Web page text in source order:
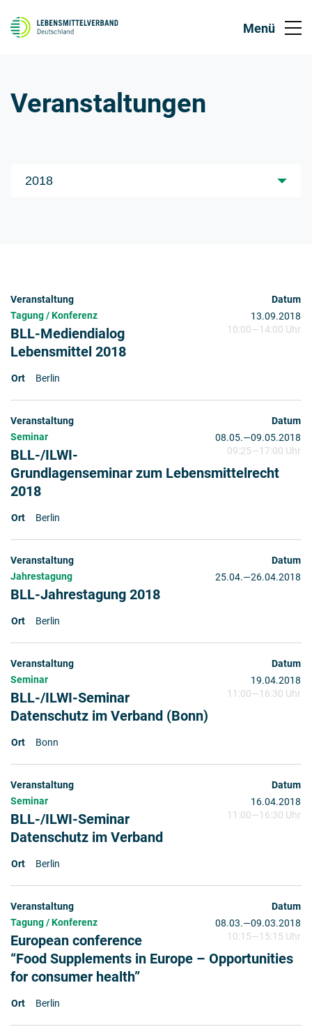
Veranstaltungen
13.09.2018
10:00—14:00 Uhr
Tagung / Konferenz
BLL-Mediendialog
Lebensmittel 2018
Berlin
08.05.2018
—09.05.2018
09:25—17:00 Uhr
Seminar
BLL-/ILWI-
Grundlagenseminar zum Lebensmittelrecht
2018
Berlin
25.04.2018
—26.04.2018
Jahrestagung
BLL-Jahrestagung 2018
Berlin
19.04.2018
11:00—16:30 Uhr
Seminar
BLL-/ILWI-Seminar
Datenschutz im Verband (Bonn)
Bonn
16.04.2018
11:00—16:30 Uhr
Seminar
BLL-/ILWI-Seminar
Datenschutz im Verband
Berlin
08.03.2018
—09.03.2018
10:15—15:15 Uhr
Tagung / Konferenz
European conference
“Food Supplements in Europe – Opportunities
for consumer health”
Berlin